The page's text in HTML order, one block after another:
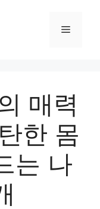
Menu
매력
한 몸
는 나